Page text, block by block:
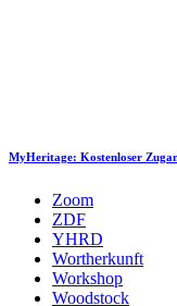
MyHeritage: Kostenloser
Zoom
ZDF
YHRD
Wortherkunft
Workshop
Woodstock